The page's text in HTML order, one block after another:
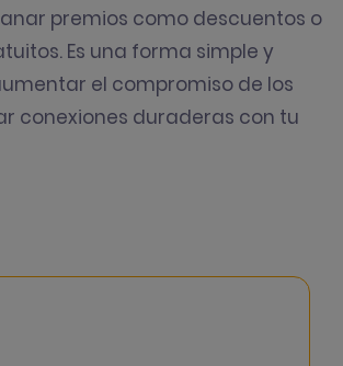
premios como descuentos o
Es una forma simple y
el compromiso de los
conexiones duraderas con tu